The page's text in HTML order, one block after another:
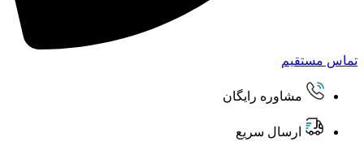
تماس مستقیم
مشاوره رایگان
ارسال سریع